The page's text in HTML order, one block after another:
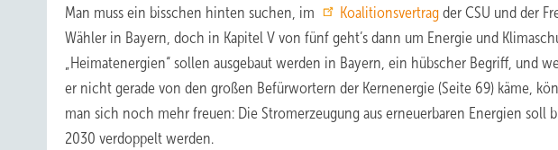
Man muss ein bisschen hinten suchen, im Koalitionsvertrag der CSU und der
Wähler in Bayern, doch in Kapitel V von fünf geht’s dann um Energie und
„Heimatenergien“ sollen ausgebaut werden in Bayern, ein hübscher Begriff, und
er nicht gerade von den großen Befürwortern der Kernenergie (Seite 69) käme,
man sich noch mehr freuen: Die Stromerzeugung aus erneuerbaren Energien soll
2030 verdoppelt werden.